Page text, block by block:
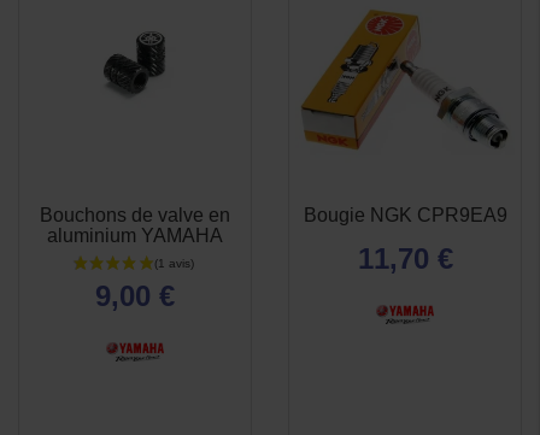
Bouchons de valve en
aluminium YAMAHA
9,00 €
Bougie NGK CPR9EA9
11,70 €
APERÇU
RAPIDE
 APERÇU
RAPIDE